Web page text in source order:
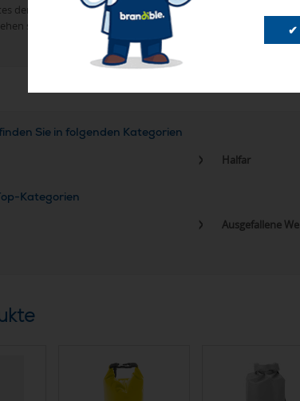
✔
der Produktpalette kann es zu Abweichungen bei Preisen
sich in der Regel ohne Werbeanbringungskosten. Preise
Sie in folgenden Kategorien
Halfar
Kategorien
Ausgefallene